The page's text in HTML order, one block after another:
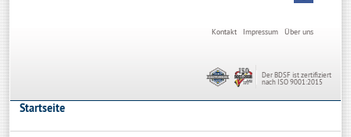
Über uns
Impressum
Kontakt
Der BDSF ist zertifiziert
nach ISO 9001:2015
Startseite